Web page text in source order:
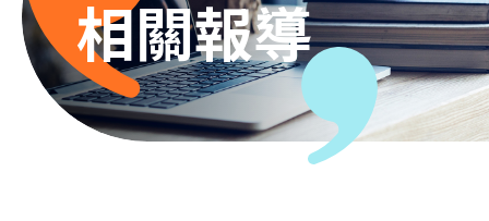
主頁
相關報導